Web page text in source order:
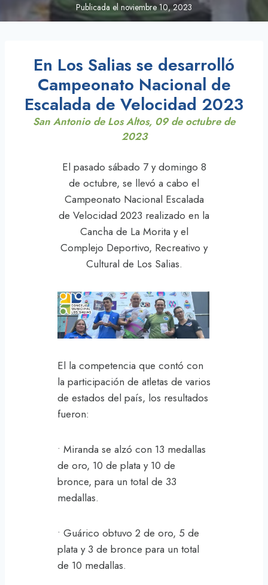
Publicada el noviembre 10, 2023
En Los Salias se desarrolló
Campeonato Nacional de
Escalada de Velocidad 2023
San Antonio de Los Altos, 09 de octubre de
2023
El pasado sábado 7 y domingo 8
de octubre, se llevó a cabo el
Campeonato Nacional Escalada
de Velocidad 2023 realizado en la
Cancha de La Morita y el
Complejo Deportivo, Recreativo y
Cultural de Los Salias.
El la competencia que contó con
la participación de atletas de varios
de estados del país, los resultados
fueron:
• Miranda se alzó con 13 medallas
de oro, 10 de plata y 10 de
bronce, para un total de 33
medallas.
• Guárico obtuvo 2 de oro, 5 de
plata y 3 de bronce para un total
de 10 medallas.